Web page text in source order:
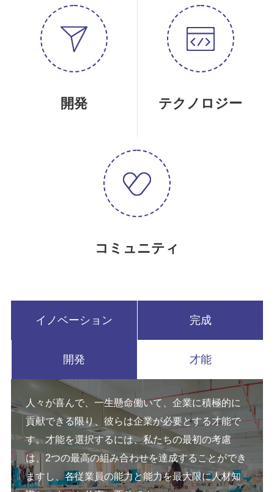
開発 テクノロジー
コミュニティ
イノベーション 完成
開発 才能
人々が喜んで、一生懸命働いて、企業に積極的に
貢献できる限り、彼らは企業が必要とする才能で
す。才能を選択するには、私たちの最初の考慮
は、2つの最高の組み合わせを達成することができ
ますし、各従業員の能力と能力を最大限に人材知